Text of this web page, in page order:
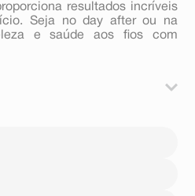
resultados incríveis
Seja no day after ou na
e saúde aos fios com
Polyquaternium-10, PEG-
Parfum, Aminomethyl
(and) Algin (and) Glyceryl